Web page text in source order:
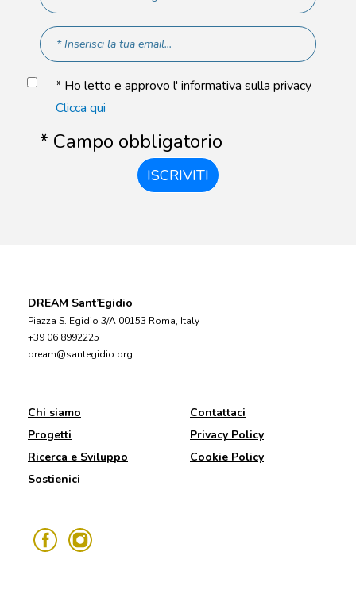
* Ho letto e approvo l' informativa sulla privacy
Clicca qui
* Campo obbligatorio
ISCRIVITI
DREAM Sant’Egidio
Piazza S. Egidio 3/A 00153 Roma, Italy
+39 06 8992225
dream@santegidio.org
Chi siamo
Progetti
Ricerca e Sviluppo
Sostienici
Contattaci
Privacy Policy
Cookie Policy